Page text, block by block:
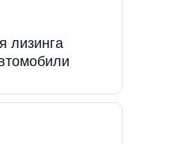
лизинга